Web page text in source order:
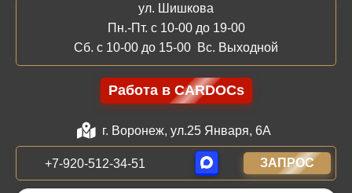
ул. Шишкова
Пн.-Пт. с 10-00 до 19-00
Сб. с 10-00 до 15-00 Вс. Выходной
Работа в CARDOCs
г. Воронеж, ул.25 Января, 6А
+7-920-512-34-51 ЗАПРОС